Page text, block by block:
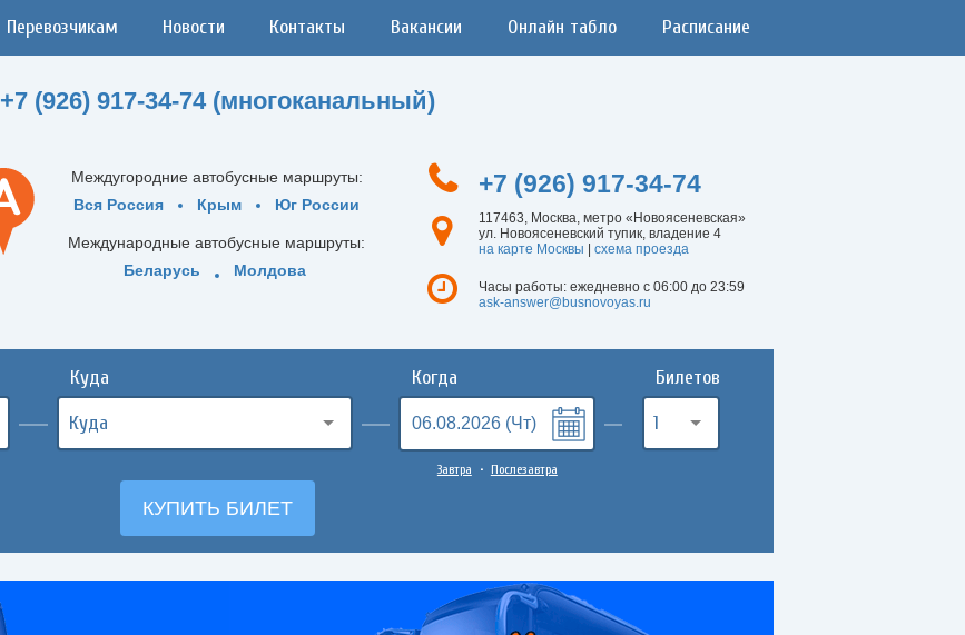
Перевозчикам Новости Контакты Вакансии Онлайн табло Расписание
+7 (926) 917-34-74 (многоканальный)
Междугородние автобусные маршруты:
Вся Россия
Крым Юг России
Международные автобусные маршруты:
Беларусь
Молдова
+7 (926) 917-34-74
117463, Москва, метро «Новоясеневская»
ул. Новоясеневский тупик, владение 4
на карте Москвы
схема проезда
Часы работы: ежедневно с 06:00 до 23:59
ask-answer@busnovoyas.ru
Куда Когда
Завтра • Послезавтра
Билетов
1